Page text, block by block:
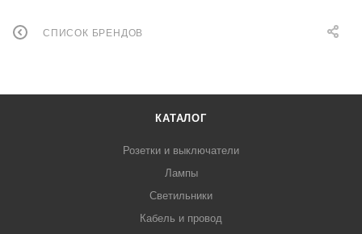
СПИСОК БРЕНДОВ
КАТАЛОГ
Розетки и выключатели
Лампы
Светильники
Кабель и провод